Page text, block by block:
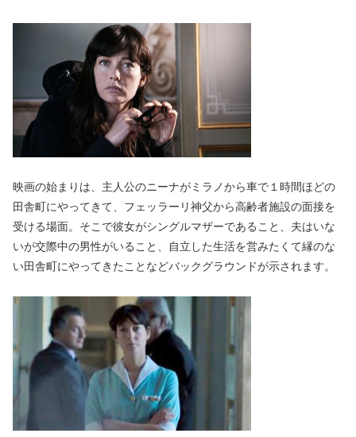
映画の始まりは、主人公のニーナがミラノから車で１時間ほどの
田舎町にやってきて、フェッラーリ神父から高齢者施設の面接を
受ける場面。そこで彼女がシングルマザーであること、夫はいな
いが交際中の男性がいること、自立した生活を営みたくて縁のな
い田舎町にやってきたことなどバックグラウンドが示されます。